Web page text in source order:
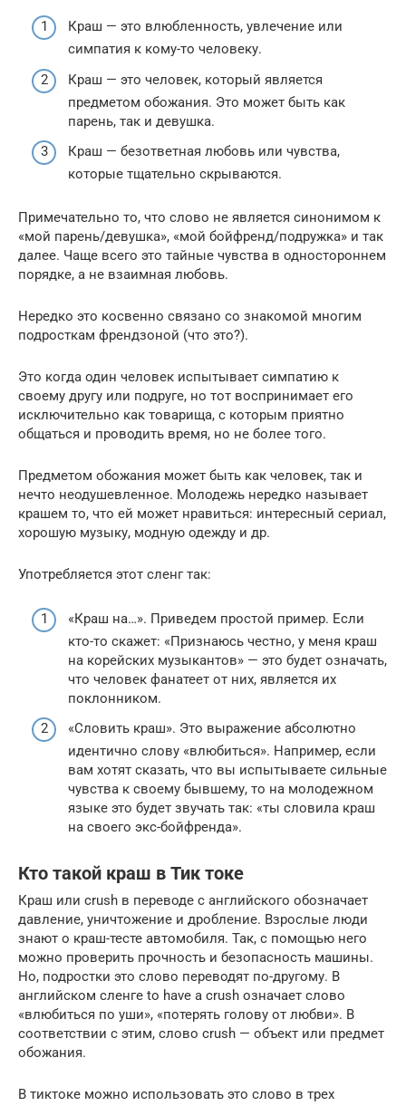
Краш — это влюбленность, увлечение или
симпатия к кому-то человеку.
Краш — это человек, который является
предметом обожания. Это может быть как
парень, так и девушка.
Краш — безответная любовь или чувства,
которые тщательно скрываются.
Примечательно то, что слово не является синонимом к
«мой парень/девушка», «мой бойфренд/подружка» и так
далее. Чаще всего это тайные чувства в одностороннем
порядке, а не взаимная любовь.
Нередко это косвенно связано со знакомой многим
подросткам френдзоной (что это?).
Это когда один человек испытывает симпатию к
своему другу или подруге, но тот воспринимает его
исключительно как товарища, с которым приятно
общаться и проводить время, но не более того.
Предметом обожания может быть как человек, так и
нечто неодушевленное. Молодежь нередко называет
крашем то, что ей может нравиться: интересный сериал,
хорошую музыку, модную одежду и др.
Употребляется этот сленг так:
«Краш на…». Приведем простой пример. Если
кто-то скажет: «Признаюсь честно, у меня краш
на корейских музыкантов» — это будет означать,
что человек фанатеет от них, является их
поклонником.
«Словить краш». Это выражение абсолютно
идентично слову «влюбиться». Например, если
вам хотят сказать, что вы испытываете сильные
чувства к своему бывшему, то на молодежном
языке это будет звучать так: «ты словила краш
на своего экс-бойфренда».
Кто такой краш в Тик токе
Краш или crush в переводе с английского обозначает
давление, уничтожение и дробление. Взрослые люди
знают о краш-тесте автомобиля. Так, с помощью него
можно проверить прочность и безопасность машины.
Но, подростки это слово переводят по-другому. В
английском сленге to have a crush означает слово
«влюбиться по уши», «потерять голову от любви». В
соответствии с этим, слово crush — объект или предмет
обожания.
В тиктоке можно использовать это слово в трех